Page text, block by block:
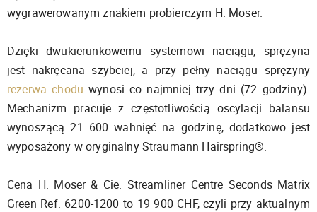
wygrawerowanym znakiem probierczym H. Moser.
Dzięki dwukierunkowemu systemowi naciągu, sprężyna
jest nakręcana szybciej, a przy pełny naciągu sprężyny
rezerwa chodu wynosi co najmniej trzy dni (72 godziny).
Mechanizm pracuje z częstotliwością oscylacji balansu
wynoszącą 21 600 wahnięć na godzinę, dodatkowo jest
wyposażony w oryginalny Straumann Hairspring®.
Cena H. Moser & Cie. Streamliner Centre Seconds Matrix
Green Ref. 6200-1200 to 19 900 CHF, czyli przy aktualnym